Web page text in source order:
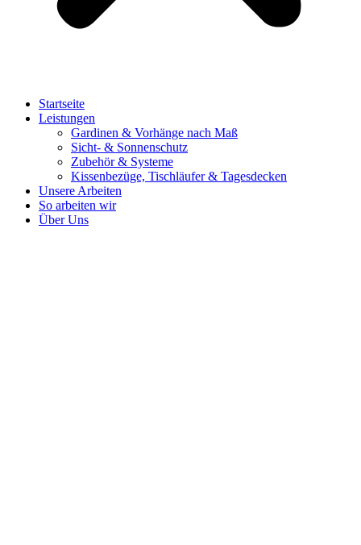
Startseite
Leistungen
Gardinen & Vorhänge nach Maß
Sicht- & Sonnenschutz
Zubehör & Systeme
Kissenbezüge, Tischläufer & Tagesdecken
Unsere Arbeiten
So arbeiten wir
Über Uns